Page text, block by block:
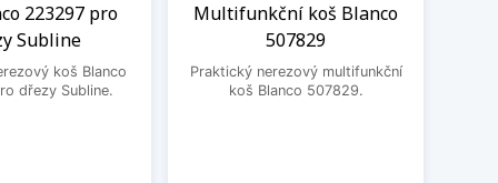
223297 pro
Subline
koš Blanco
dřezy Subline.
Multifunkční koš Blanco
507829
Praktický nerezový multifunkční
koš Blanco 507829.